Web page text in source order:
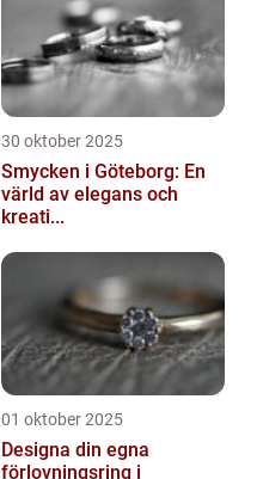
30 oktober 2025
Smycken i Göteborg: En
värld av elegans och
kreati...
01 oktober 2025
Designa din egna
förlovningsring i